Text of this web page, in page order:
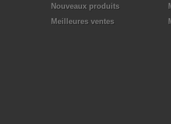
Nouveaux produits
Meilleures ventes